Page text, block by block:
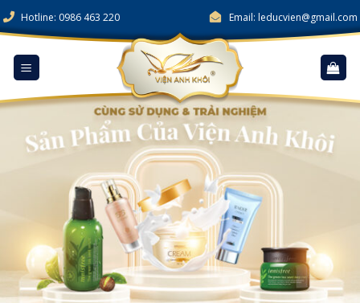
Skip
to
Hotline: 0986 463 220 Email: leducvien@gmail.com